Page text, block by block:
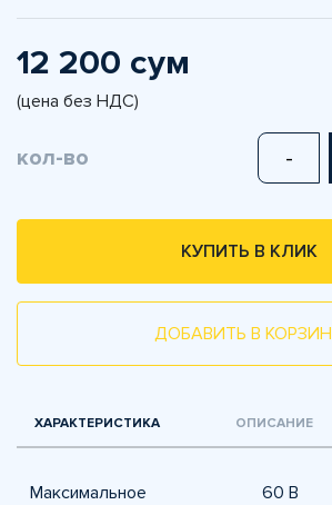
12 200 сум
(цена без НДС)
кол-во -
КУПИТЬ В КЛИК
ДОБАВИТЬ В
ХАРАКТЕРИСТИКА ОПИСАНИЕ
Максимальное
60 В